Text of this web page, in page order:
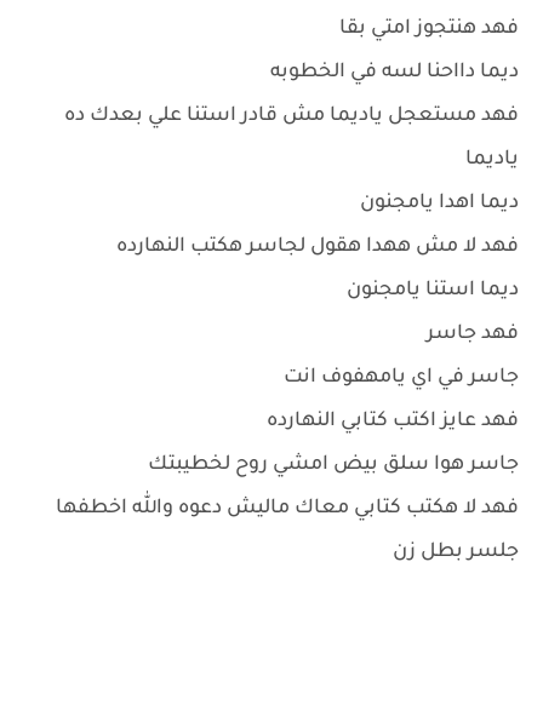
فهد هنتجوز امتي بقا
ديما دااحنا لسه في الخطوبه
فهد مستعجل ياديما مش قادر استنا علي بعدك ده
ياديما
ديما اهدا يامجنون
فهد لا مش ههدا هقول لجاسر هكتب النهارده
ديما استنا يامجنون
فهد جاسر
جاسر في اي يامهفوف انت
فهد عايز اكتب كتابي النهارده
جاسر هوا سلق بيض امشي روح لخطيبتك
فهد لا هكتب كتابي معاك ماليش دعوه والله اخطفها
جلسر بطل زن